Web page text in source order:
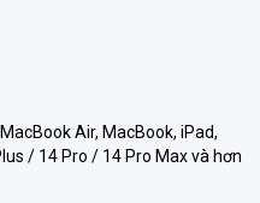
Air, MacBook, iPad,
/ 14 Pro / 14 Pro Max và hơn